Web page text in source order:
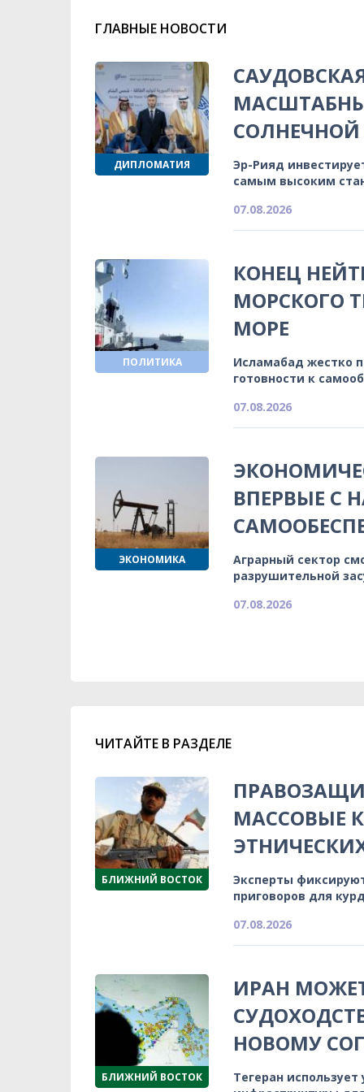
ГЛАВНЫЕ НОВОСТИ
ДИПЛОМАТИЯ
СОЛНЕЧНОЙ
Эр-Рияд
самым высоким
07.08.2026
ПОЛИТИКА
КОНЕЦ
МОРСКОГО
МОРЕ
Исламабад жестко
готовности к
07.08.2026
ЭКОНОМИКА
ВПЕРВЫЕ С
Аграрный сектор
разрушительной
07.08.2026
ЧИТАЙТЕ В РАЗДЕЛЕ
БЛИЖНИЙ ВОСТОК
МАССОВЫЕ
Эксперты
приговоров для
07.08.2026
БЛИЖНИЙ ВОСТОК
ИРАН
НОВОМУ
Тегеран